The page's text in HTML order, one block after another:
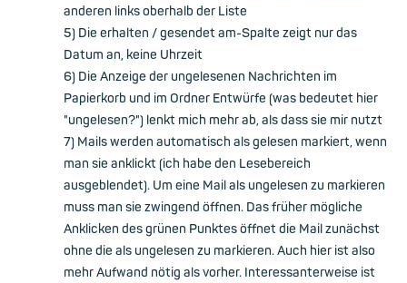
anderen links oberhalb der Liste
5) Die erhalten / gesendet am-Spalte zeigt nur das
Datum an, keine Uhrzeit
6) Die Anzeige der ungelesenen Nachrichten im
Papierkorb und im Ordner Entwürfe (was bedeutet hier
"ungelesen?") lenkt mich mehr ab, als dass sie mir nutzt
7) Mails werden automatisch als gelesen markiert, wenn
man sie anklickt (ich habe den Lesebereich
ausgeblendet). Um eine Mail als ungelesen zu markieren
muss man sie zwingend öffnen. Das früher mögliche
Anklicken des grünen Punktes öffnet die Mail zunächst
ohne die als ungelesen zu markieren. Auch hier ist also
mehr Aufwand nötig als vorher. Interessanterweise ist